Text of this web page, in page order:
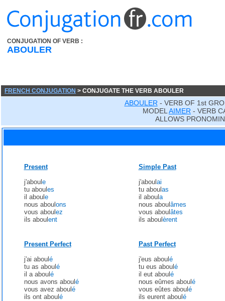
CONJUGATION OF VERB :
ABOULER
FRENCH CONJUGATION > CONJUGATE THE VERB ABOULER
ABOULER - VERB OF 1st
MODEL AIMER - VERB
ALLOWS
Present
j'aboul e
tu aboul es
il aboul e
nous aboul ons
vous aboul ez
ils aboul ent
Simple Past
j'aboul ai
tu aboul as
il aboul a
nous aboul âmes
vous aboul âtes
ils aboul èrent
Present Perfect
j'ai aboul é
tu as aboul é
il a aboul é
nous avons aboul é
vous avez aboul é
ils ont aboul é
Past Perfect
j'eus aboul é
tu eus aboul é
il eut aboul é
nous eûmes aboul é
vous eûtes aboul é
ils eurent aboul é